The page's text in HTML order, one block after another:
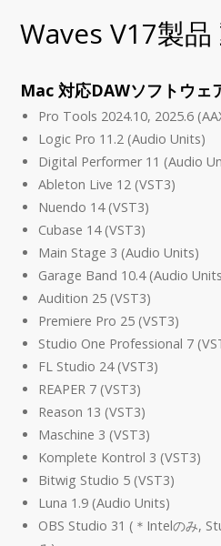
Waves V17製
Mac 対応DAWソフトウェ
Pro Tools 2024.10, 2025.6
Logic Pro 11.2 (Audio Units)
Digital Performer 11 (Audio
Ableton Live 12 (VST3)
Nuendo 14 (VST3)
Cubase 14 (VST3)
Main Stage 3 (Audio Units)
Garage Band 10.4 (Audio
Audition 25 (VST3)
Premiere Pro 25 (VST3)
Studio One Professional 7
FL Studio 24 (VST3)
REAPER 7 (VST3)
Reason 13 (VST3)
Maschine 3 (VST3)
Komplete Kontrol 3 (VST3)
Bitwig Studio 5 (VST3)
Luna 1.9 (Audio Units)
OBS Studio 31 (＊Intelのみ,